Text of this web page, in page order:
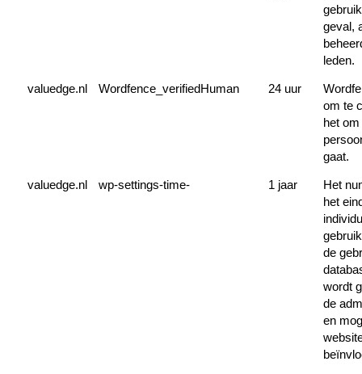
geval,
leden.
valuedge.nl Wordfence_verifiedHuman 24 uur
om te
het
gaat.
valuedge.nl wp-settings-time- 1 jaar
Het
het
de
wordt
de
en